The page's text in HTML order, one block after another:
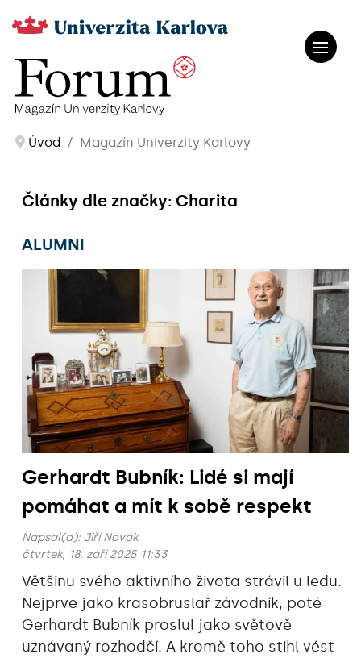
Úvod Magazín Univerzity Karlovy
Články dle značky: Charita
ALUMNI
Gerhardt Bubník: Lidé si mají
pomáhat a mít k sobě respekt
Napsal(a): Jiří Novák
čtvrtek, 18. září 2025 11:33
Většinu svého aktivního života strávil u ledu.
Nejprve jako krasobruslař závodník, poté
Gerhardt Bubník proslul jako světově
uznávaný rozhodčí. A kromě toho stihl vést